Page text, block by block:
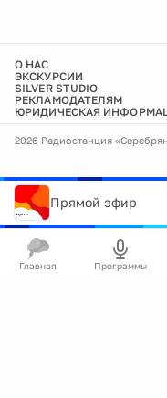
О НАС
ЭКСКУРСИИ
SILVER STUDIO
РЕКЛАМОДАТЕЛЯМ
ЮРИДИЧЕСКАЯ
2026 Радиостанция
Прямой эфир
Главная Программы